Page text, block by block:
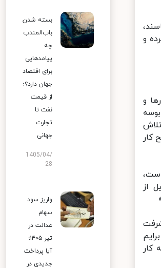
و
و
بسته شدن
باب‌المندب
چه
پیامدهایی
برای اقتصاد
جهان دارد؟؛
از قیمت
نفت تا
تجارت
جهانی
1405/04/
28
واریز سود
سهام
عدالت در
تیر ۱۴۰۵؛
آیا پرداخت
جدیدی در